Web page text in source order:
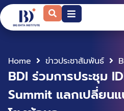
Home ข่าวประชาสัมพันธ์
BDI ร่วมการประชุม
Summit แลกเปลี่ยนแ